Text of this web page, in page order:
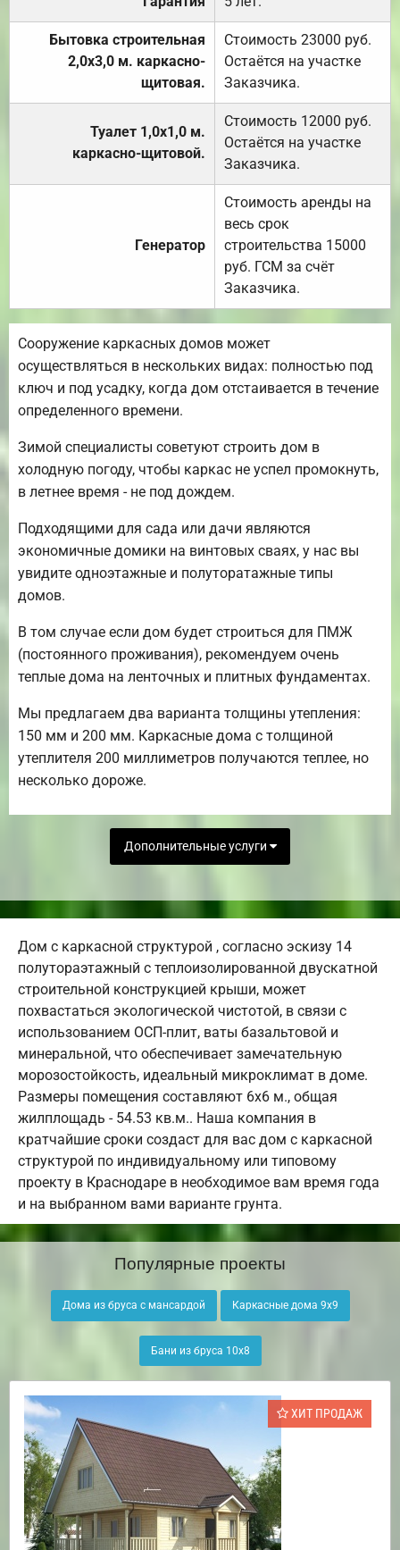
Бытовка строительная
2,0х3,0 м. каркасно-
щитовая.
Стоимость 23000 руб.
Остаётся на участке
Заказчика.
Туалет 1,0х1,0 м.
каркасно-щитовой.
Стоимость 12000 руб.
Остаётся на участке
Заказчика.
Генератор
Стоимость аренды на
весь срок
строительства 15000
руб. ГСМ за счёт
Заказчика.
Сооружение каркасных домов может
осуществляться в нескольких видах: полностью под
ключ и под усадку, когда дом отстаивается в течение
определенного времени.
Зимой специалисты советуют строить дом в
холодную погоду, чтобы каркас не успел промокнуть,
в летнее время - не под дождем.
Подходящими для сада или дачи являются
экономичные домики на винтовых сваях, у нас вы
увидите одноэтажные и полуторатажные типы
домов.
В том случае если дом будет строиться для ПМЖ
(постоянного проживания), рекомендуем очень
теплые дома на ленточных и плитных фундаментах.
Мы предлагаем два варианта толщины утепления:
150 мм и 200 мм. Каркасные дома с толщиной
утеплителя 200 миллиметров получаются теплее, но
несколько дороже.
Дополнительные услуги
Дом с каркасной структурой , согласно эскизу 14
полутораэтажный с теплоизолированной двускатной
строительной конструкцией крыши, может
похвастаться экологической чистотой, в связи с
использованием ОСП-плит, ваты базальтовой и
минеральной, что обеспечивает замечательную
морозостойкость, идеальный микроклимат в доме.
Размеры помещения составляют 6х6 м., общая
жилплощадь - 54.53 кв.м.. Наша компания в
кратчайшие сроки создаст для вас дом с каркасной
структурой по индивидуальному или типовому
проекту в Краснодаре в необходимое вам время года
и на выбранном вами варианте грунта.
Популярные проекты
Дома из бруса с мансардой Каркасные дома 9х9
Бани из бруса 10х8
ХИТ ПРОДАЖ